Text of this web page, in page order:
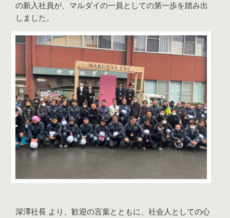
の新入社員が、マルダイの一員としての第一歩を踏み出
しました。
深澤社長 より、歓迎の言葉とともに、社会人としての心